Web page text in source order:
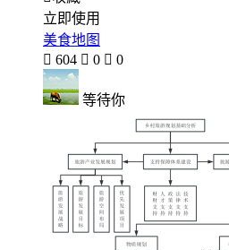
立即使用
美食地图
 604  0  0
等待你